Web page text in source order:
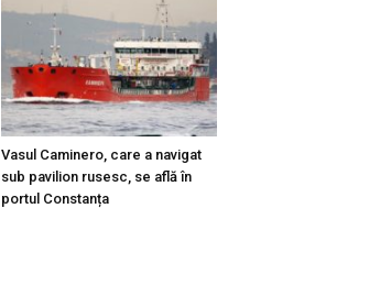
Vasul Caminero, care a navigat
sub pavilion rusesc, se află în
portul Constanța